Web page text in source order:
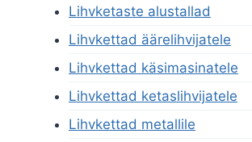
Lihvketaste alustallad
Lihvkettad äärelihvijatele
Lihvkettad käsimasinatele
Lihvkettad ketaslihvijatele
Lihvkettad metallile